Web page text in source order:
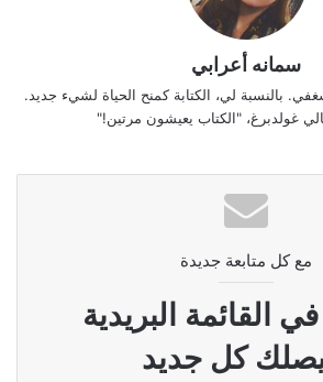
سمانه أعرابي
بالنسبة لي، الكتابة كمنح الحياة لشيء جديد.
غولدبرغ، "الكتاب يعيشون مرتين!"
مع كل متابعة جديدة
القائمة البريدية
كل جديد